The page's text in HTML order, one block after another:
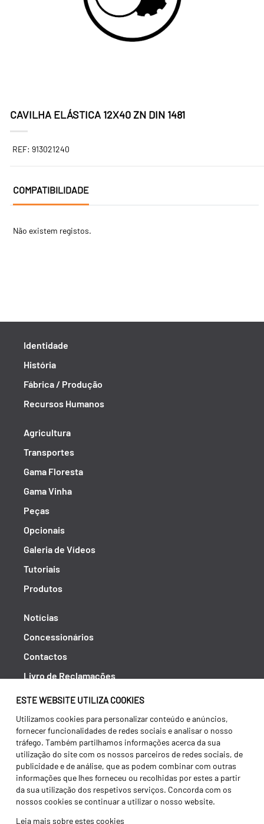
ESTE WEBSITE UTILIZA COOKIES
Utilizamos cookies para personalizar conteúdo e anúncios,
fornecer funcionalidades de redes sociais e analisar o nosso
tráfego. Também partilhamos informações acerca da sua
utilização do site com os nossos parceiros de redes sociais, de
publicidade e de análise, que as podem combinar com outras
informações que lhes forneceu ou recolhidas por estes a partir
da sua utilização dos respetivos serviços. Concorda com os
nossos cookies se continuar a utilizar o nosso website.
Leia mais sobre estes cookies
CAVILHA ELÁSTICA 12X40 ZN DIN 1481
REF: 913021240
COMPATIBILIDADE
Não existem registos.
Identidade
História
Fábrica / Produção
Recursos Humanos
Agricultura
Transportes
Gama Floresta
Gama Vinha
Peças
Opcionais
Galeria de Vídeos
Tutoriais
Produtos
Notícias
Concessionários
Contactos
Livro de Reclamações
Política de Privacidade
Canal de Denúncias (RGPC)
Termos e condições